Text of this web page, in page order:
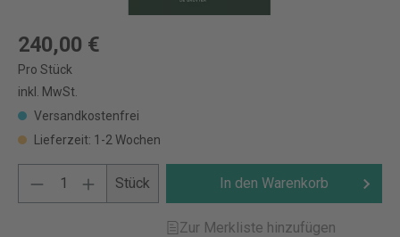
240,00 €
Pro Stück
inkl. MwSt.
Versandkostenfrei
Lieferzeit: 1-2 Wochen
Stück In den Warenkorb
Zur Merkliste hinzufügen